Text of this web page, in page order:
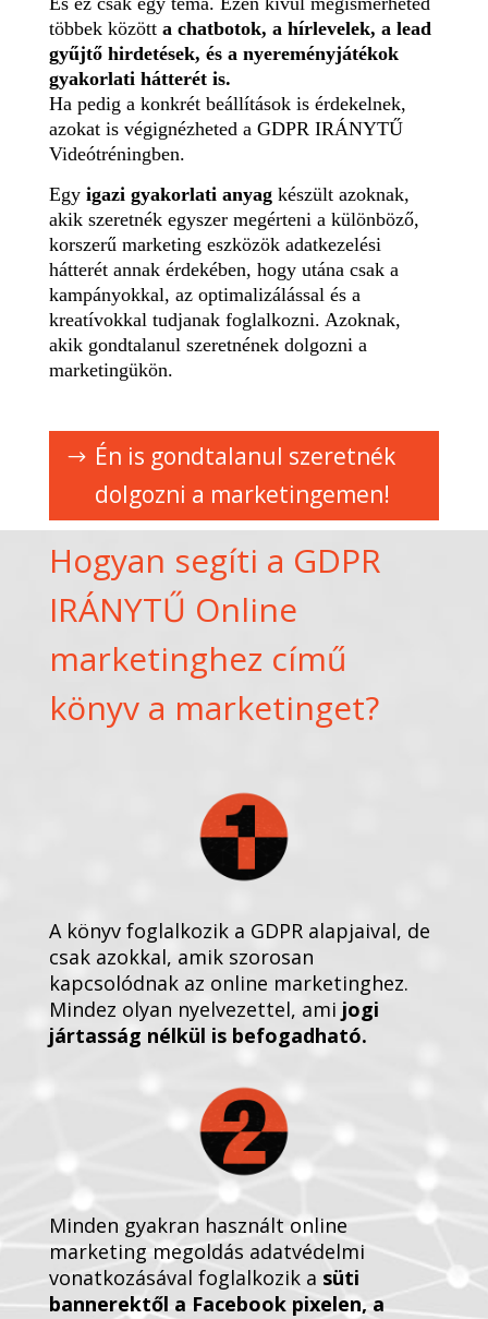
többek között a chatbotok, a hírlevelek, a lead
gyűjtő hirdetések, és a nyereményjátékok
gyakorlati hátterét is.
Ha pedig a konkrét beállítások is érdekelnek,
azokat is végignézheted a GDPR IRÁNYTŰ
Videótréningben.
Egy igazi gyakorlati anyagkészült azoknak,
akik szeretnék egyszer megérteni a különböző,
korszerű marketing eszközök adatkezelési
hátterét annak érdekében, hogy utána csak a
kampányokkal, az optimalizálással és a
kreatívokkal tudjanak foglalkozni. Azoknak,
akik gondtalanul szeretnének dolgozni a
marketingükön.
Én is gondtalanul szeretnék
dolgozni a marketingemen!
Hogyan segíti a GDPR
IRÁNYTŰ Online
marketinghez című
könyv a marketinget?
A könyv foglalkozik a GDPR alapjaival, de
csak azokkal, amik szorosan
kapcsolódnak az online marketinghez.
Mindez olyan nyelvezettel, ami jogi
jártasság nélkül is befogadható.
Minden gyakran használt online
marketing megoldás adatvédelmi
vonatkozásával foglalkozik a süti
bannerektől a Facebook pixelen, a